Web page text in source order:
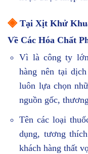
◈ Tại Xịt Khử
Về Các Hóa Chất
Vì là công ty
hàng nên tại
luôn lựa chọn
nguồn gốc,
Tên các loại
dụng, tương
khách hàng thất